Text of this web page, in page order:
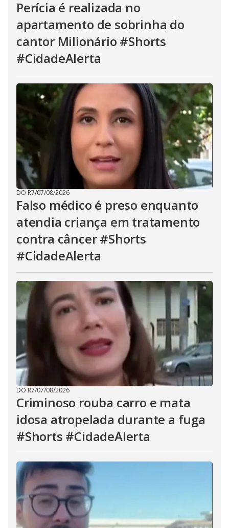
Perícia é realizada no
apartamento de sobrinha do
cantor Milionário #Shorts
#CidadeAlerta
DO R7/07/08/2026
Falso médico é preso enquanto
atendia criança em tratamento
contra câncer #Shorts
#CidadeAlerta
DO R7/07/08/2026
Criminoso rouba carro e mata
idosa atropelada durante a fuga
#Shorts #CidadeAlerta